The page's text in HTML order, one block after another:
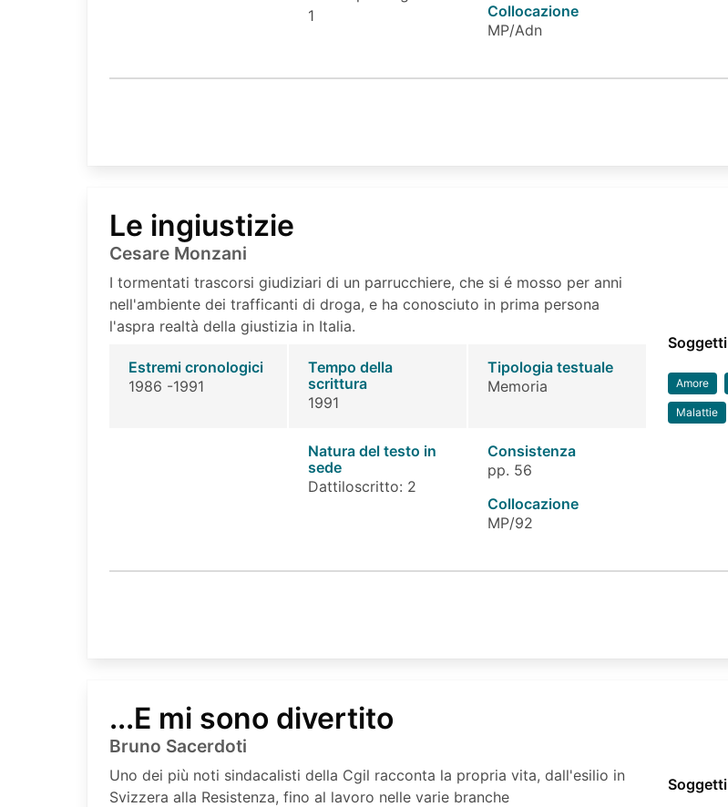
1
Collocazione
MP/Adn
Le ingiustizie
Cesare Monzani
I tormentati trascorsi giudiziari di un parrucchiere, che si é mosso per anni
nell'ambiente dei trafficanti di droga, e ha conosciuto in prima persona
l'aspra realtà della giustizia in Italia.
Estremi cronologici
1986 -1991
Tempo della
scrittura
1991
Tipologia testuale
Memoria
Natura del testo in
sede
Dattiloscritto: 2
Consistenza
pp. 56
Collocazione
MP/92
Soggetti
Amore
Malattie
...E mi sono divertito
Bruno Sacerdoti
Uno dei più noti sindacalisti della Cgil racconta la propria vita, dall'esilio in
Svizzera alla Resistenza, fino al lavoro nelle varie branche
Soggetti